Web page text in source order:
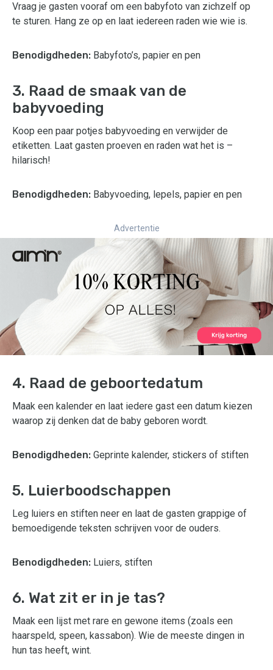
Vraag je gasten vooraf om een babyfoto van zichzelf op
te sturen. Hang ze op en laat iedereen raden wie wie is.
Benodigdheden: Babyfoto’s, papier en pen
3. Raad de smaak van de
babyvoeding
Koop een paar potjes babyvoeding en verwijder de
etiketten. Laat gasten proeven en raden wat het is –
hilarisch!
Benodigdheden: Babyvoeding, lepels, papier en pen
Advertentie
4. Raad de geboortedatum
Maak een kalender en laat iedere gast een datum kiezen
waarop zij denken dat de baby geboren wordt.
Benodigdheden: Geprinte kalender, stickers of stiften
5. Luierboodschappen
Leg luiers en stiften neer en laat de gasten grappige of
bemoedigende teksten schrijven voor de ouders.
Benodigdheden: Luiers, stiften
6. Wat zit er in je tas?
Maak een lijst met rare en gewone items (zoals een
haarspeld, speen, kassabon). Wie de meeste dingen in
hun tas heeft, wint.